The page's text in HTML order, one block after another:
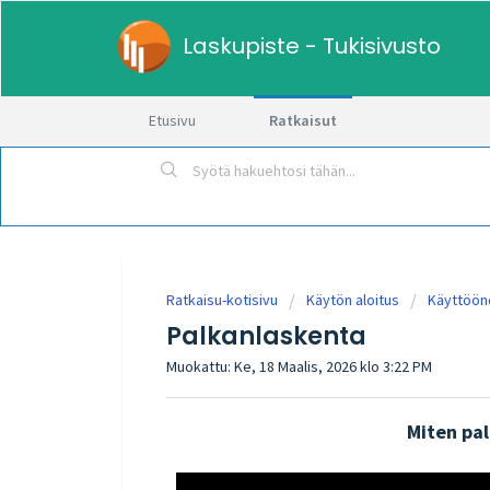
Laskupiste - Tukisivusto
Etusivu Ratkaisut
Ratkaisu-kotisivu Käytön aloitus
Palkanlaskenta
Muokattu: Ke, 18 Maalis, 2026 klo 3:22 PM
Miten